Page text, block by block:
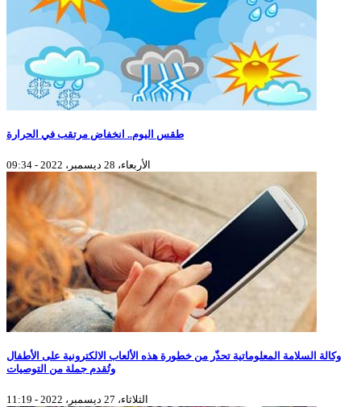
طقس اليوم.. انخفاض مرتقب في الحرارة
الأربعاء، 28 ديسمبر، 2022 - 09:34
وكالة السلامة المعلوماتية تحذّر من خطورة هذه الألعاب الالكترونية على الأطفال
وتُقدم جملة من التوصيات
الثلاثاء، 27 ديسمبر، 2022 - 11:19